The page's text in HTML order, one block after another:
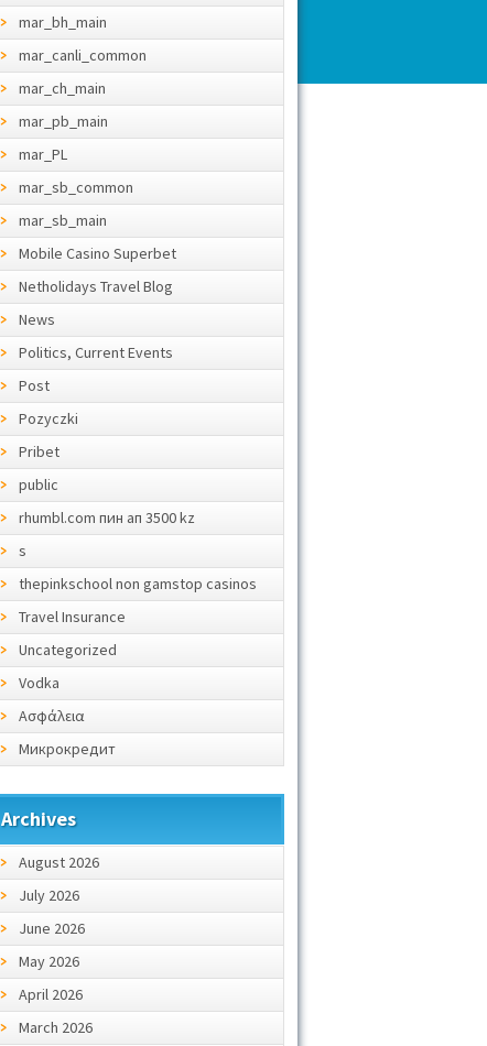
mar_bh_main
mar_canli_common
mar_ch_main
mar_pb_main
mar_PL
mar_sb_common
mar_sb_main
Mobile Casino Superbet
Netholidays Travel Blog
News
Politics, Current Events
Post
Pozyczki
Pribet
public
rhumbl.com пин ап 3500 kz
s
thepinkschool non gamstop casinos
Travel Insurance
Uncategorized
Vodka
Ασφάλεια
Микрокредит
Archives
August 2026
July 2026
June 2026
May 2026
April 2026
March 2026